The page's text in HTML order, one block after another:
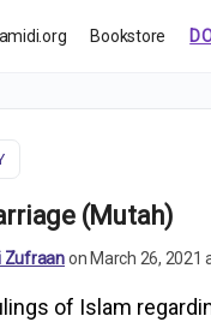
Bookstore
(Mutah)
Zufraanon March 26, 2021
of Islam